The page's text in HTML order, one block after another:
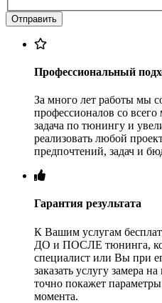
Профессиональный
За много лет работы мы
профессионалов со
задача по тюнингу и
реализовать любой
предпочтений, задач и
Гарантия результата
К Вашим услугам
ДО и ПОСЛЕ тюнинга,
специалист или Вы при
заказать услугу замера
точно покажет
момента.